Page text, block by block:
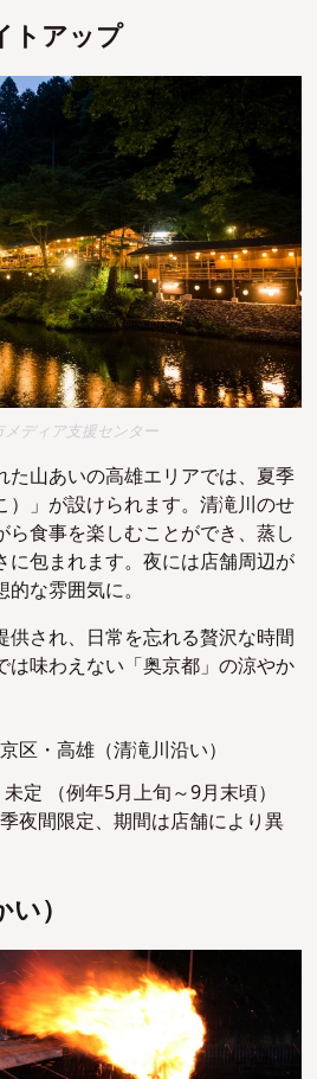
トアップ
ディア支援センター
た山あいの高雄エリアでは、夏季
）」が設けられます。清滝川のせ
ら食事を楽しむことができ、蒸し
に包まれます。夜には店舗周辺が
な雰囲気に。
供され、日常を忘れる贅沢な時間
は味わえない「奥京都」の涼やか
区・高雄（清滝川沿い）
定 （例年5月上旬～9月末頃）
夜間限定、期間は店舗により異
）